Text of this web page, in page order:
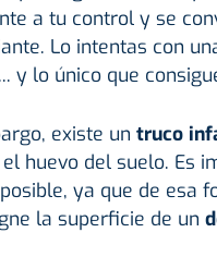
a tu control y se
Lo intentas con
y lo único que
existe un truco
huevo del suelo. Es
posible, ya que de esa
la superficie de un